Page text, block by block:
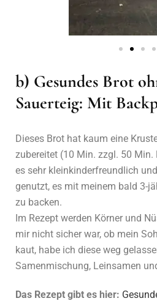
b) Gesundes Brot
Sauerteig: Mit
Dieses Brot hat kaum eine
zubereitet (10 Min. zzgl. 50
es sehr kleinkinderfreundlich
genutzt, es mit meinem bald 3-
zu backen.
Im Rezept werden Körner und
mir nicht sicher war, ob mein
kaut, habe ich diese weg
Samenmischung, Leinsamen
Das Rezept gibt es hier: